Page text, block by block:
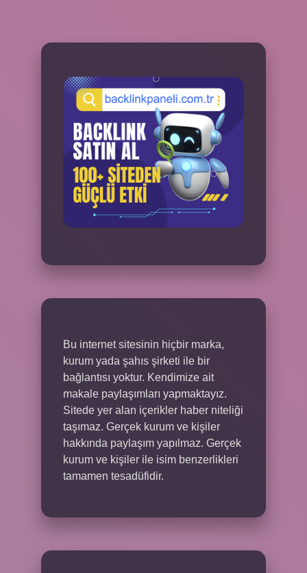
Bu internet sitesinin hiçbir marka,
kurum yada şahıs şirketi ile bir
bağlantısı yoktur. Kendimize ait
makale paylaşımları yapmaktayız.
Sitede yer alan içerikler haber niteliği
taşımaz. Gerçek kurum ve kişiler
hakkında paylaşım yapılmaz. Gerçek
kurum ve kişiler ile isim benzerlikleri
tamamen tesadüfidir.